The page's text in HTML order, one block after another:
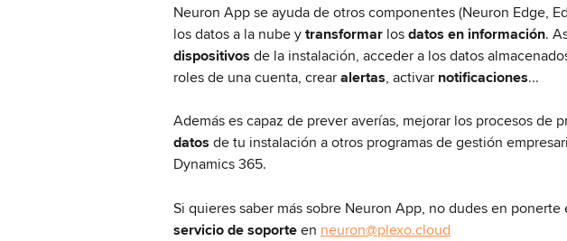
Neuron App se ayuda de otros componentes (Neuron Edge,
los datos a la nube y transformar los datos en información.
dispositivos de la instalación, acceder a los datos
roles de una cuenta, crear alertas, activar notificaciones...
Además es capaz de prever averías, mejorar los procesos de
datos de tu instalación a otros programas de gestión
Dynamics 365.
Si quieres saber mássobre Neuron App, no dudes en
servicio de soporte en neuron@plexo.cloud